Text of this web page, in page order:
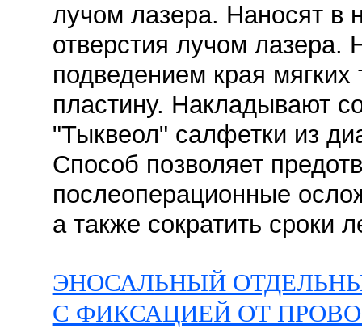
лучом лазера. Наносят в
отверстия лучом
подведением края мягких
пластину. Накладывают
"Тыквеол" салфетки из
Способ позволяет
послеоперационные
а также сократить сроки
ЭНОСАЛЬНЫЙ
С ФИКСАЦИЕЙ ОТ